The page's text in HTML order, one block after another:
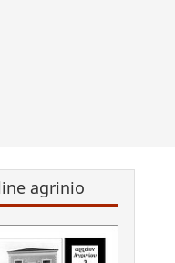
agrinio